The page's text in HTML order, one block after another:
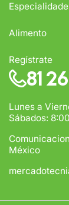
Alimento
Regístrate
81
Lunes a
Sábados:
México